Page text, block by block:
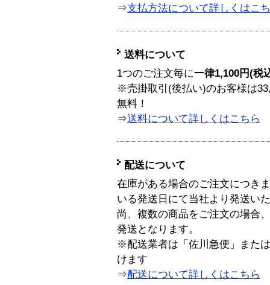
⇒支払方法について詳しくはこ
送料について
1つのご注文毎に一律1,100円(税
※売掛取引(後払い)のお客様は
無料！
⇒送料について詳しくはこちら
配送について
在庫がある場合のご注文につき
いる発送日にて当社より発送い
尚、複数の商品をご注文の場合
発送となります。
※配送業者は「佐川急便」また
けます
⇒配送について詳しくはこちら